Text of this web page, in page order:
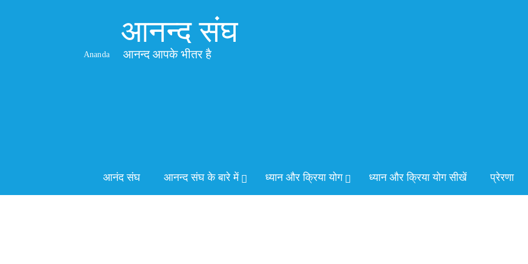
Ananda
आनन्द संघ
आनन्द आपके भीतर है
आनंद संघ आनन्द संघ के बारे में ध्यान और क्रिया योग ध्यान और क्रिया योग सीखें प्रेरणा